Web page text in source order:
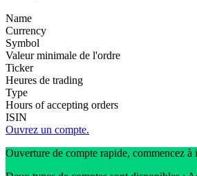
Name
Currency
Symbol
Valeur minimale de l'ordre
Ticker
Heures de trading
Type
Hours of accepting orders
ISIN
Ouvrez un compte.
Ouverture de compte rapide, commencez à